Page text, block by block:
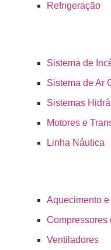
Refrigeração
Sistema de
Sistema de Ar
Sistemas
Motores e
Linha Náutica
Aquecimento
Compressores
Ventiladores